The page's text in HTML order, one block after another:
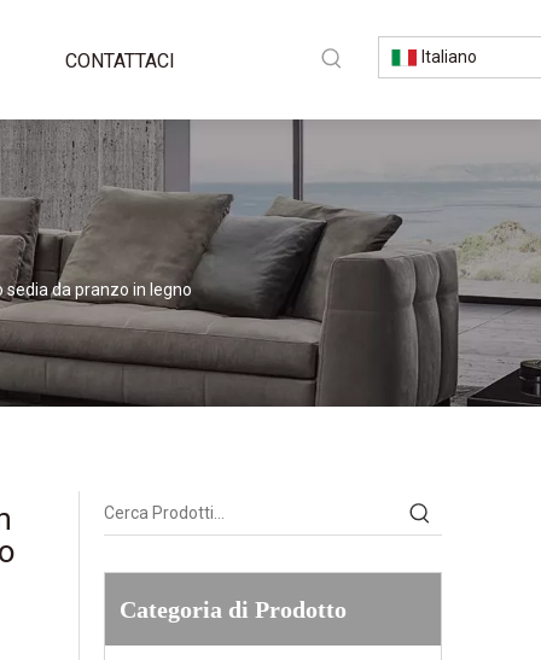
CONTATTACI Italiano
da pranzo in legno
Categoria di Prodotto